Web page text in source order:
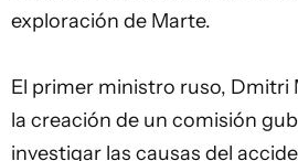
exploración de Marte.
El primer ministro ruso, Dmitri
la creación de un comisión
investigar las causas del